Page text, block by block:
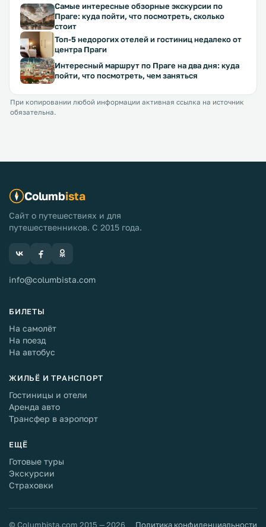
Самые интересные обзорные экскурсии по
Праге: куда пойти, что посмотреть, сколько
стоит
Топ-5 недорогих отелей и гостиниц недалеко от
центра Праги
Интересный маршрут по Праге на два дня: куда
пойти, что посмотреть, чем заняться
При копировании любой информации активная ссылка на источник
обязательна.
Columbista
Сайт о путешествиях и для
путешественников. С 2015 года.
info@columbista.com
БИЛЕТЫ
На самолёт
На поезд
На автобус
ЖИЛЬЁ И ТРАНСПОРТ
Гостиницы и отели
Аренда авто
Трансфер в аэропорт
ЕЩЁ
Готовые туры
Экскурсии
Страховки
© Columbista.com 2015 — 2026 Политика конфиденциальности